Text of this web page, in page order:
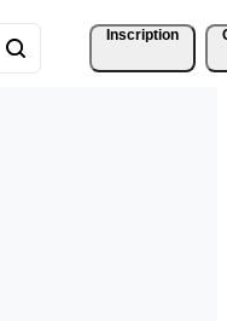
Inscription